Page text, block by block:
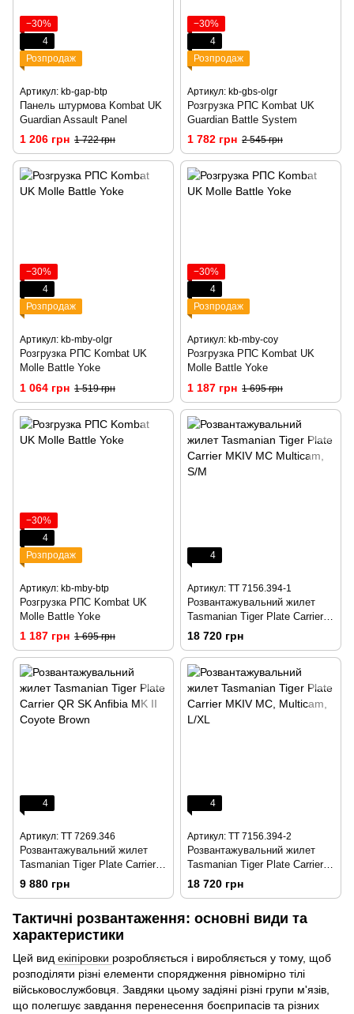
−30%
4
Розпродаж
Артикул: kb-gap-btp
Панель штурмова Kombat UK
Guardian Assault Panel
1 206 грн 1 722 грн
−30%
4
Розпродаж
Артикул: kb-gbs-olgr
Розгрузка РПС Kombat UK
Guardian Battle System
1 782 грн 2 545 грн
−30%
4
Розпродаж
Артикул: kb-mby-olgr
Розгрузка РПС Kombat UK
Molle Battle Yoke
1 064 грн 1 519 грн
−30%
4
Розпродаж
Артикул: kb-mby-coy
Розгрузка РПС Kombat UK
Molle Battle Yoke
1 187 грн 1 695 грн
−30%
4
Розпродаж
Артикул: kb-mby-btp
Розгрузка РПС Kombat UK
Molle Battle Yoke
1 187 грн 1 695 грн
4
Артикул: TT 7156.394-1
Розвантажувальний жилет
Tasmanian Tiger Plate Carrier
MKIV MC Multicam, S/M
18 720 грн
4
Артикул: TT 7269.346
Розвантажувальний жилет
Tasmanian Tiger Plate Carrier
QR SK Anfibia MK II Coyote
9 880 грн
4
Артикул: TT 7156.394-2
Розвантажувальний жилет
Tasmanian Tiger Plate Carrier
MKIV MC, Multicam, L/XL
18 720 грн
Тактичні розвантаження: основні види та
характеристики
Цей вид екіпіровки розробляється і виробляється у тому, щоб
розподіляти різні елементи спорядження рівномірно тілі
військовослужбовця. Завдяки цьому задіяні різні групи м'язів,
що полегшує завдання перенесення боєприпасів та різних